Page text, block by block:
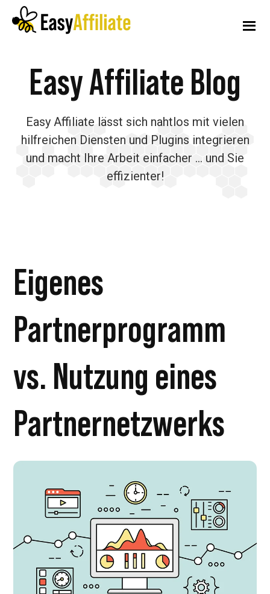
Hauptinhalt
springen
primären
Seitenleiste
Fußzeile
springen
Zusätzliches
Menü
Affiliate
Partnerprogramm
von
Easy Affiliate Blog
Easy Affiliate lässt sich nahtlos mit vielen
hilfreichen Diensten und Plugins integrieren
und macht Ihre Arbeit einfacher ... und Sie
effizienter!
Eigenes
Partnerprogramm
vs. Nutzung eines
Partnernetzwerks